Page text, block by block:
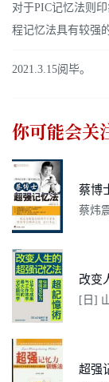
对于PIC记忆法则
程记忆法具有较强
2021.3.15阅毕。
你可能会关
蔡博
蔡炜
改变
[日]
超强